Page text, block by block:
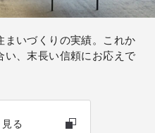
いづくりの実績。これか
い、末長い信頼にお応えで
る